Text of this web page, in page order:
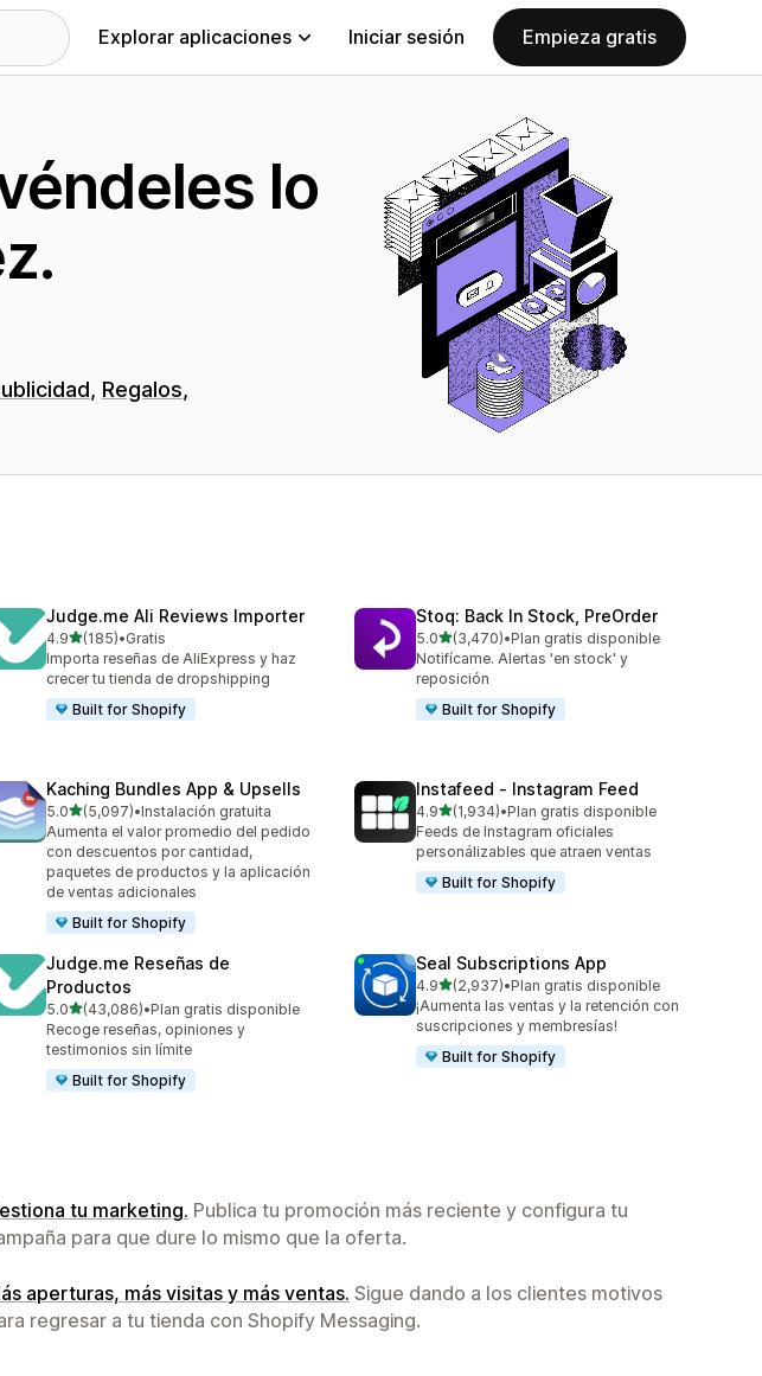
Explorar aplicaciones Iniciar sesión Empieza gratis
lo
Regalos
Judge.me Ali Reviews Importer
4.9de 5 estrellas
(185)
185 reseñas en total
•Gratis
Importa reseñas de AliExpress y haz
crecer tu tienda de dropshipping
Built for Shopify
Stoq: Back In Stock, PreOrder
5.0de 5 estrellas
(3,470)
3470 reseñas en total
•Plan gratis disponible
Notifícame. Alertas 'en stock' y
reposición
Built for Shopify
Kaching Bundles App & Upsells
5.0de 5 estrellas
(5,097)
5097 reseñas en total
•Instalación gratuita
Aumenta el valor promedio del pedido
con descuentos por cantidad,
paquetes de productos y la aplicación
de ventas adicionales
Built for Shopify
Instafeed ‑ Instagram Feed
4.9de 5 estrellas
(1,934)
1934 reseñas en total
•Plan gratis disponible
Feeds de Instagram oficiales
personálizables que atraen ventas
Built for Shopify
Judge.me Reseñas de
Productos
5.0de 5 estrellas
(43,086)
43086 reseñas en total
•Plan gratis disponible
Recoge reseñas, opiniones y
testimonios sin límite
Built for Shopify
Seal Subscriptions App
4.9de 5 estrellas
(2,937)
2937 reseñas en total
•Plan gratis disponible
¡Aumenta las ventas y la retención con
suscripciones y membresías!
Built for Shopify
tu marketing. Publica tu promoción más reciente y configura tu
para que dure lo mismo que la oferta.
aperturas, más visitas y más ventas. Sigue dando a los clientes motivos
regresar a tu tienda con Shopify Messaging.